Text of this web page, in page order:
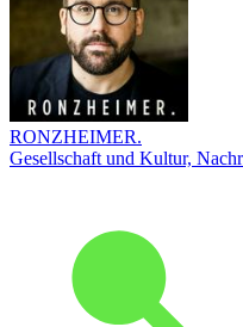
RONZHEIMER.
Gesellschaft und Kultur,